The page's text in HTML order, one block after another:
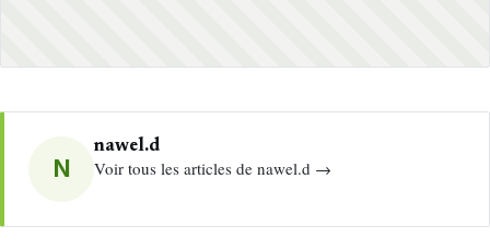
N
nawel.d
Voir tous les articles de nawel.d →